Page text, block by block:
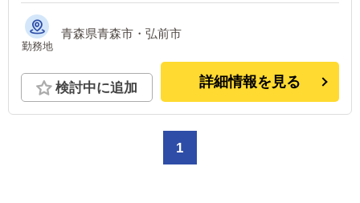
勤務地
青森県青森市・弘前市
検討中に追加 詳細情報を見る
1